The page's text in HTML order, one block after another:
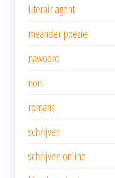
literair agent
meander poezie
nawoord
non
romans
schrijven
schrijven online